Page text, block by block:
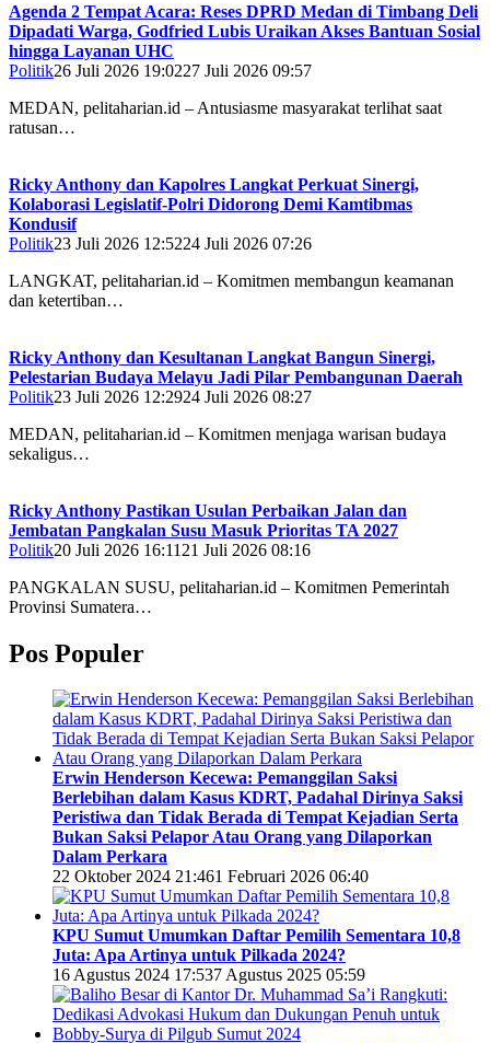
Agenda 2 Tempat Acara: Reses DPRD Medan di Timbang Deli
Dipadati Warga, Godfried Lubis Uraikan Akses Bantuan Sosial
hingga Layanan UHC
Politik26 Juli 2026 19:0227 Juli 2026 09:57
MEDAN, pelitaharian.id – Antusiasme masyarakat terlihat saat
ratusan…
Ricky Anthony dan Kapolres Langkat Perkuat Sinergi,
Kolaborasi Legislatif-Polri Didorong Demi Kamtibmas
Kondusif
Politik23 Juli 2026 12:5224 Juli 2026 07:26
LANGKAT, pelitaharian.id – Komitmen membangun keamanan
dan ketertiban…
Ricky Anthony dan Kesultanan Langkat Bangun Sinergi,
Pelestarian Budaya Melayu Jadi Pilar Pembangunan Daerah
Politik23 Juli 2026 12:2924 Juli 2026 08:27
MEDAN, pelitaharian.id – Komitmen menjaga warisan budaya
sekaligus…
Ricky Anthony Pastikan Usulan Perbaikan Jalan dan
Jembatan Pangkalan Susu Masuk Prioritas TA 2027
Politik20 Juli 2026 16:11 21 Juli 2026 08:16
PANGKALAN SUSU, pelitaharian.id – Komitmen Pemerintah
Provinsi Sumatera…
Pos Populer
Erwin Henderson Kecewa: Pemanggilan Saksi
Berlebihan dalam Kasus KDRT, Padahal Dirinya Saksi
Peristiwa dan Tidak Berada di Tempat Kejadian Serta
Bukan Saksi Pelapor Atau Orang yang Dilaporkan
Dalam Perkara
22 Oktober 2024 21:461 Februari 2026 06:40
KPU Sumut Umumkan Daftar Pemilih Sementara 10,8
Juta: Apa Artinya untuk Pilkada 2024?
16 Agustus 2024 17:537 Agustus 2025 05:59